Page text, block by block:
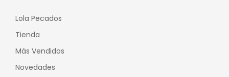
Lola Pecados
Tienda
Más Vendidos
Novedades